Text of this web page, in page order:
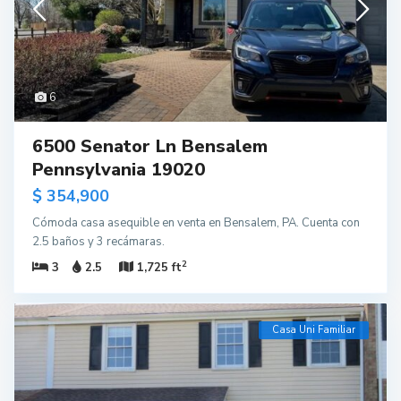
6
6500 Senator Ln Bensalem
Pennsylvania 19020
$ 354,900
Cómoda casa asequible en venta en Bensalem, PA. Cuenta con
2.5 baños y 3 recámaras.
3
2.5 1,725 ft2
Casa Uni Familiar